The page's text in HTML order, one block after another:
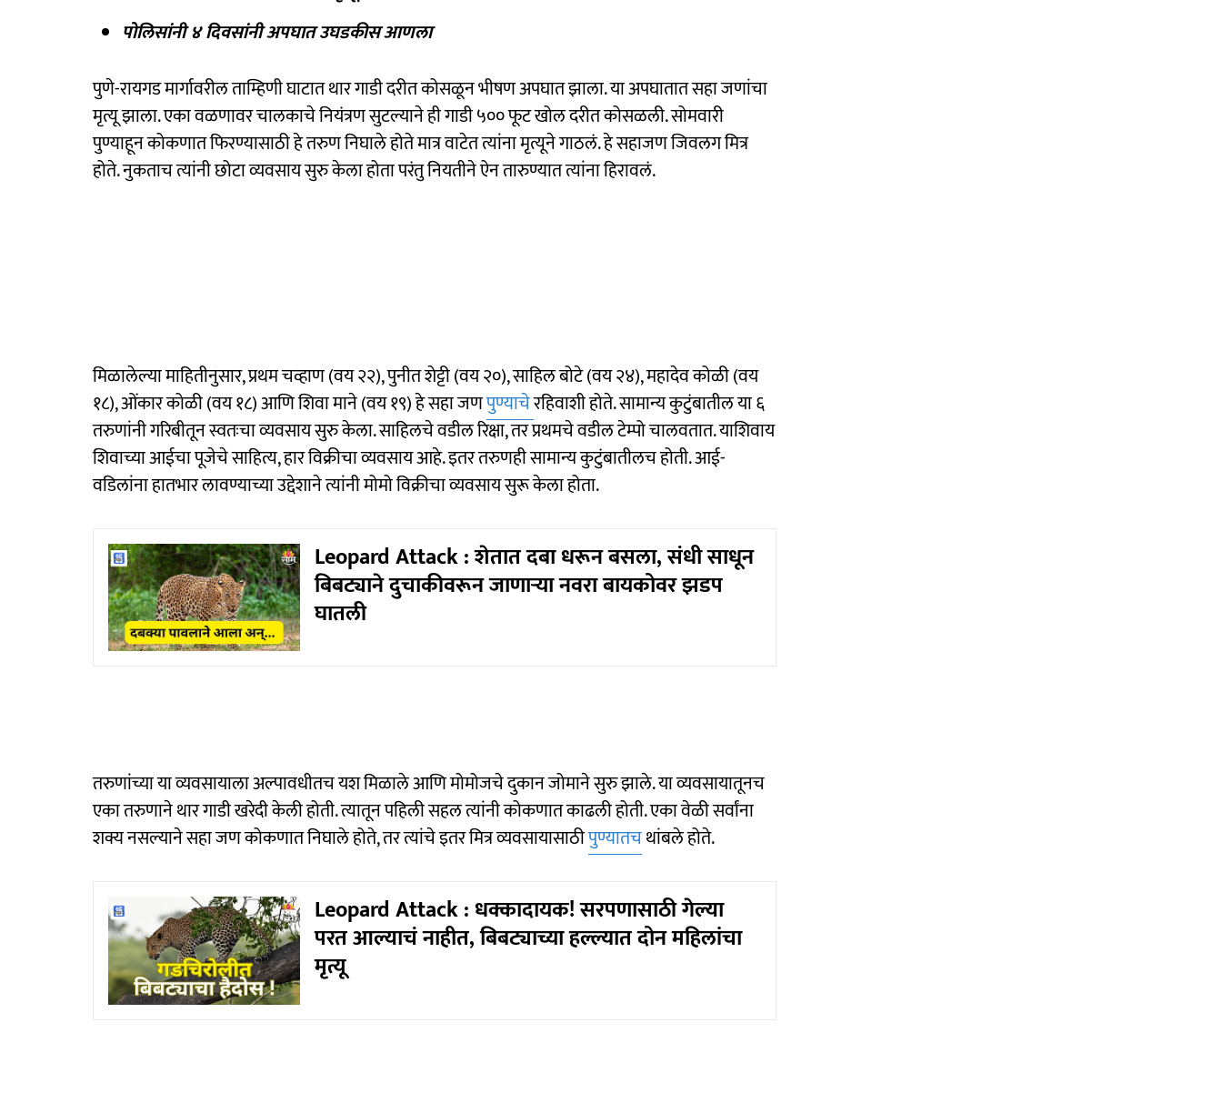
पोलिसांनी ४ दिवसांनी अपघात उघडकीसआणला
पुणे-रायगड मार्गावरील ताम्हिणी घाटात थार गाडी दरीत कोसळून भीषण अपघात झाला. या अपघातात सहा जणांचा
मृत्यू झाला. एका वळणावर चालकाचे नियंत्रण सुटल्याने ही गाडी ५०० फूट खोल दरीत कोसळली. सोमवारी
पुण्याहून कोकणात फिरण्यासाठी हे तरुण निघाले होते मात्र वाटेत त्यांना मृत्यूने गाठलं. हे सहाजण जिवलग मित्र
होते. नुकताच त्यांनी छोटा व्यवसाय सुरु केला होता परंतु नियतीने ऐन तारुण्यात त्यांना हिरावलं.
मिळालेल्या माहितीनुसार, प्रथम चव्हाण (वय २२), पुनीत शेट्टी (वय २०), साहिल बोटे (वय २४), महादेव कोळी (वय
१८), ओंकार कोळी (वय १८) आणि शिवा माने (वय १९) हे सहा जणपुण्याचेरहिवाशी होते. सामान्य कुटुंबातील या ६
तरुणांनी गरिबीतून स्वतःचा व्यवसाय सुरु केला. साहिलचे वडील रिक्षा, तर प्रथमचे वडील टेम्पो चालवतात. याशिवाय
शिवाच्या आईचा पूजेचे साहित्य, हार विक्रीचा व्यवसाय आहे. इतर तरुणही सामान्य कुटुंबातीलच होती. आई-
वडिलांना हातभार लावण्याच्या उद्देशाने त्यांनी मोमो विक्रीचा व्यवसाय सुरू केला होता.
Leopard Attack : शेतात दबा धरून बसला, संधी साधून
बिबट्याने दुचाकीवरून जाणाऱ्या नवरा बायकोवर झडप
घातली
तरुणांच्या या व्यवसायाला अल्पावधीतच यश मिळाले आणि मोमोजचे दुकान जोमाने सुरु झाले. या व्यवसायातूनच
एका तरुणाने थार गाडी खरेदी केली होती. त्यातून पहिली सहल त्यांनी कोकणात काढली होती. एका वेळी सर्वांना
शक्य नसल्याने सहा जण कोकणात निघाले होते, तर त्यांचे इतर मित्र व्यवसायासाठीपुण्यातचथांबले होते.
Leopard Attack : धक्कादायक! सरपणासाठी गेल्या
परत आल्याचं नाहीत, बिबट्याच्या हल्ल्यात दोन महिलांचा
मृत्यू